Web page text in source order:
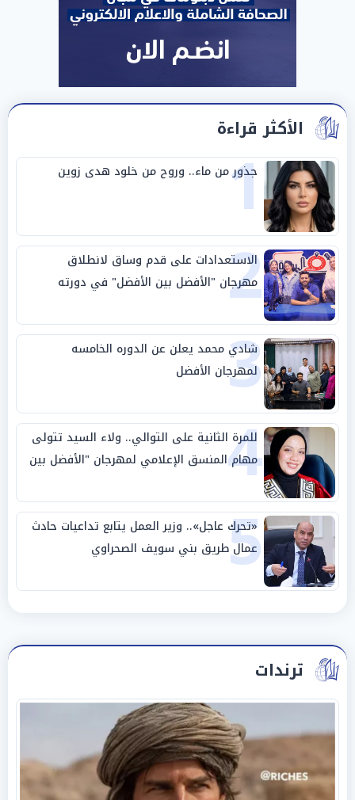
الأكثر قراءة
1
جذور من ماء.. وروح من خلود هدى زوين
2
الاستعدادات على قدم وساق لانطلاق
مهرجان "الأفضل بين الأفضل" في دورته
الخامسة
3
شادي محمد يعلن عن الدوره الخامسه
لمهرجان الأفضل
4
للمرة الثانية على التوالي.. ولاء السيد تتولى
مهام المنسق الإعلامي لمهرجان "الأفضل بين
الأفضل" في دورته الخامسة
5
«تحرك عاجل».. وزير العمل يتابع تداعيات حادث
عمال طريق بني سويف الصحراوي
ترندات